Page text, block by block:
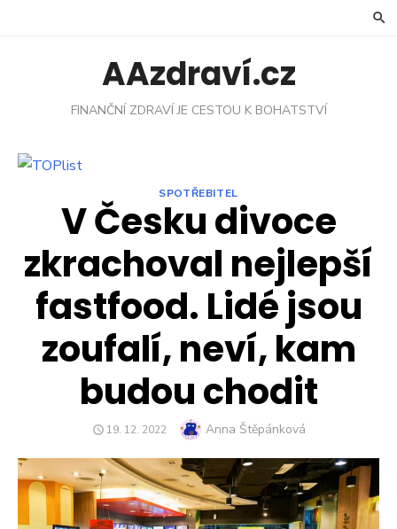
AAzdraví.cz
FINANČNÍ ZDRAVÍ JE CESTOU K BOHATSTVÍ
SPOTŘEBITEL
V Česku divoce
zkrachoval nejlepší
fastfood. Lidé jsou
zoufalí, neví, kam
budou chodit
POSTED
19. 12. 2022 Author
Anna Štěpánková